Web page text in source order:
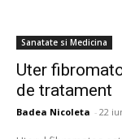
Sanatate si Medicina
Uter
de tratament
Badea Nicoleta - 22